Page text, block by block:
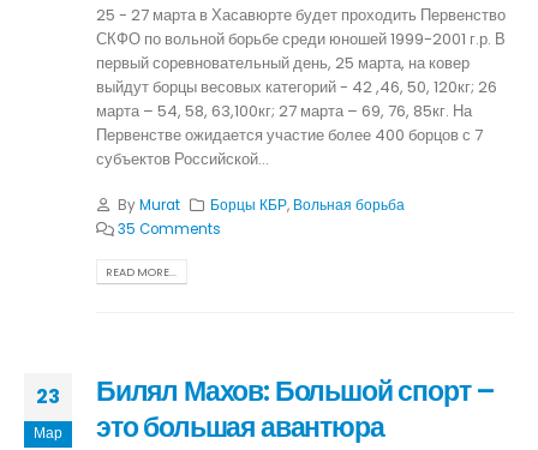
25 - 27 марта в Хасавюрте будет проходить Первенство
СКФО по вольной борьбе среди юношей 1999-2001 г.р. В
первый соревновательный день, 25 марта, на ковер
выйдут борцы весовых категорий - 42 ,46, 50, 120кг; 26
марта – 54, 58, 63,100кг; 27 марта – 69, 76, 85кг. На
Первенстве ожидается участие более 400 борцов с 7
субъектов Российской...
ByMurat Борцы КБР, Вольная борьба
35 Comments
READ MORE...
23
Мар
Билял Махов: Большой спорт –
это большая авантюра